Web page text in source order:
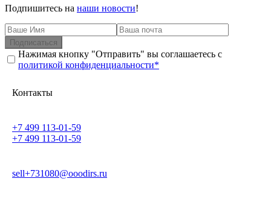
Подпишитесь на наши новости!
Подписаться
Нажимая кнопку "Отправить" вы соглашаетесь с
политикой конфиденциальности*
Контакты
+7 499 113-01-59
+7 499 113-01-59
sell+731080@ooodirs.ru